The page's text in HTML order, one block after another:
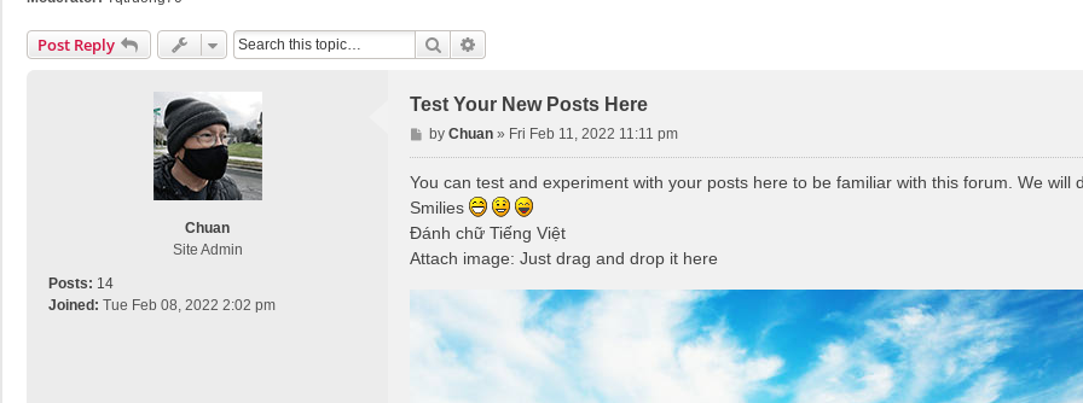
Post Reply Search
Chuan
Site Admin
Posts: 14
Joined: Tue Feb 08, 2022 2:02 pm
Test Your New Posts Here
P
o
by Chuan» Fri Feb 11, 2022 11:11 pm
You can test and experiment with your posts here to be familiar with this forum. We will
Smilies
Đánh chữ Tiếng Việt
Attach image: Just drag and drop it here